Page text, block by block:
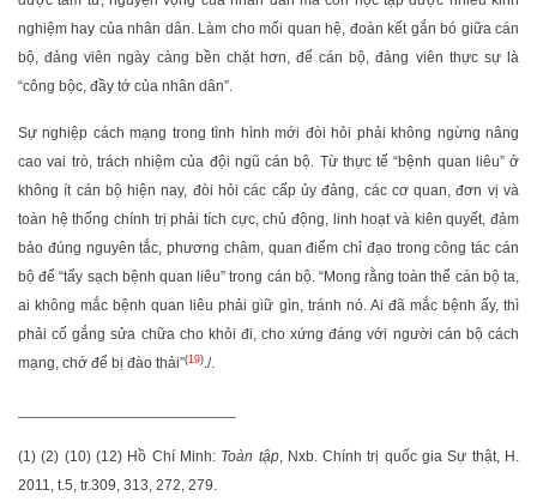
nghiệm hay của nhân dân. Làm cho mối quan hệ, đoàn kết gắn bó giữa cán
bộ, đảng viên ngày càng bền chặt hơn, để cán bộ, đảng viên thực sự là
“công bộc, đầy tớ của nhân dân”.
Sự nghiệp cách mạng trong tình hình mới đòi hỏi phải không ngừng nâng
cao vai trò, trách nhiệm của đội ngũ cán bộ. Từ thực tế “bệnh quan liêu” ở
không ít cán bộ hiện nay, đòi hỏi các cấp ủy đảng, các cơ quan, đơn vị và
toàn hệ thống chính trị phải tích cực, chủ động, linh hoạt và kiên quyết, đảm
bảo đúng nguyên tắc, phương châm, quan điểm chỉ đạo trong công tác cán
bộ để “tẩy sạch bệnh quan liêu” trong cán bộ. “Mong rằng toàn thể cán bộ ta,
ai không mắc bệnh quan liêu phải giữ gìn, tránh nó. Ai đã mắc bệnh ấy, thì
phải cố gắng sửa chữa cho khỏi đi, cho xứng đáng với người cán bộ cách
mạng, chớ để bị đào thải”(19)./.
(1) (2) (10) (12) Hồ Chí Minh: Toàn tập, Nxb. Chính trị quốc gia Sự thật, H.
2011, t.5, tr.309, 313, 272, 279.